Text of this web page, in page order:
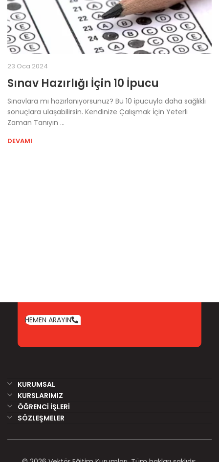
23 Oca 2024
Sınav Hazırlığı İçin 10 İpucu
Sınavlara mı hazırlanıyorsunuz? Bu 10 ipucuyla daha sağlıklı
sonuçlara ulaşabilirsin. Kendinize Çalışmak İçin Yeterli
Zaman Tanıyın ...
DEVAMI
HEMEN ARAYIN
KURUMSAL
KURSLARIMIZ
ÖĞRENCİ İŞLERİ
SÖZLEŞMELER